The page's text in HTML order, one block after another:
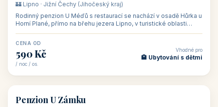
🏰 Lipno · Jižní Čechy (Jihočeský kraj)
Rodinný penzion U Méďů s restaurací se nachází v osadě Hůrka u
Horní Plané, přímo na břehu jezera Lipno, v turistické oblasti
CENA OD
590 Kč
/ noc / os.
Vhodné pro
🏨 Ubytování s dětmi
🏡 penzion
Penzion U Zámku